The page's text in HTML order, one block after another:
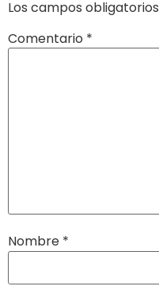
Los campos
Comentario *
Nombre *